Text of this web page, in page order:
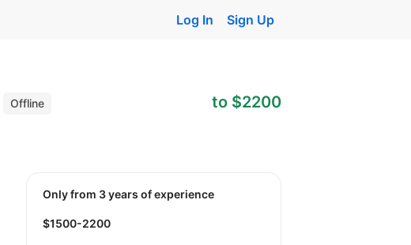
Log In Sign Up
Offline
to $2200
Only from 3 years of experience
$1500-2200